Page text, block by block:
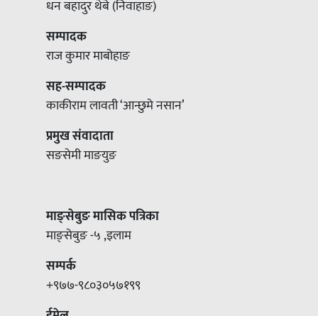
धन बहादुर थेबे (निवाहाङ)
सम्पादक
राज कुमार माबोहाङ
सह-सम्पादक
काकीराम लावती ‘आन्छुमे नसान’
प्रमुख संवादाता
सङसेमी माङयुङ
माङ्सेबुङ मासिक पत्रिका
माङ्सेबुङ -५ ,इलाम
सम्पर्क
+९७७-९८०३०५७१९९